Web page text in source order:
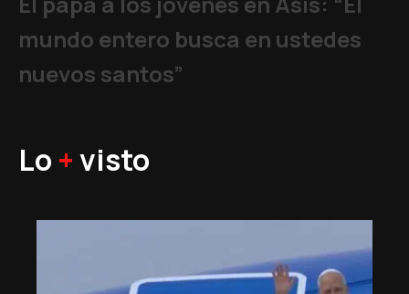
mundo entero busca en ustedes
nuevos santos”
Lo +visto